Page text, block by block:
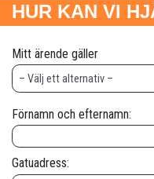
HUR KAN VI
Mitt ärende gäller
Förnamn och efternamn:
Gatuadress: